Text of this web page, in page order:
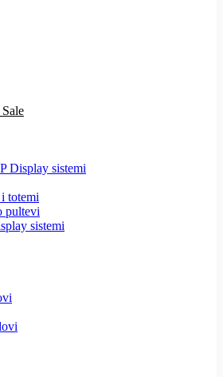
Display sistemi
totemi
pultevi
sistemi